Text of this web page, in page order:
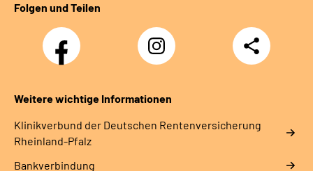
Folgen und Teilen
Facebook
Instagram
DRV
Nachwuchskräfte
Teilen
Weitere wichtige Informationen
Klinikverbund der Deutschen Rentenversicherung
Rheinland-Pfalz
Bankverbindung